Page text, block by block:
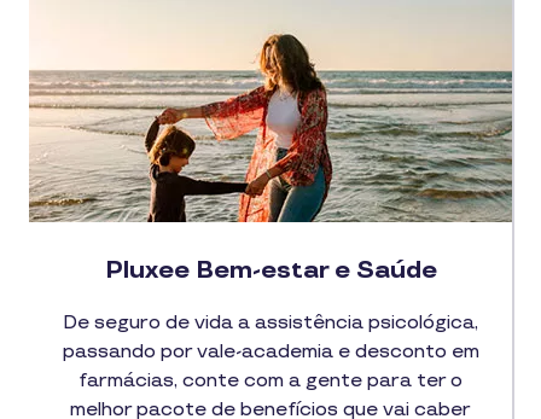
Pluxee Bem-estar e Saúde
De seguro de vida a assistência psicológica,
passando por vale-academia e desconto em
farmácias, conte com a gente para ter o
melhor pacote de benefícios que vai caber